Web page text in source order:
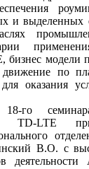
и выделенных
бизнес модели
движение по
оказания
го
TD-LTE
В.О. с